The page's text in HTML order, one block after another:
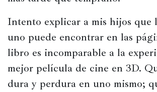
Intento explicar a mis hijos que
uno puede encontrar en las
libro es incomparable a la
mejor película de cine en 3D.
dura y perdura en uno mismo;